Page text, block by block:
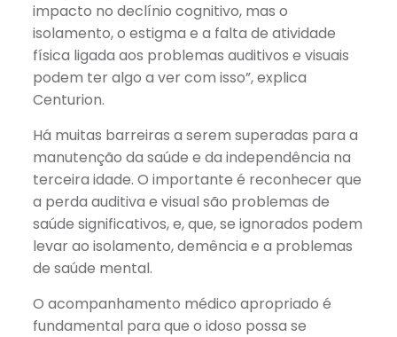
impacto no declínio cognitivo, mas o
isolamento, o estigma e a falta de atividade
física ligada aos problemas auditivos e visuais
podem ter algo a ver com isso”, explica
Centurion.
Há muitas barreiras a serem superadas para a
manutenção da saúde e da independência na
terceira idade. O importante é reconhecer que
a perda auditiva e visual são problemas de
saúde significativos, e, que, se ignorados podem
levar ao isolamento, demência e a problemas
de saúde mental.
O acompanhamento médico apropriado é
fundamental para que o idoso possa se